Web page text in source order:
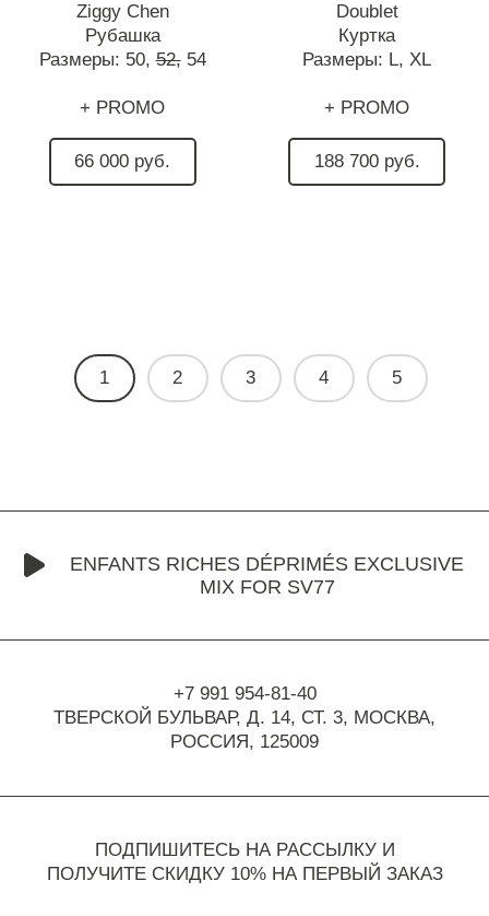
Ziggy Chen
Рубашка
Размеры: 50, 52, 54
+ PROMO
66 000 руб.
Doublet
Куртка
Размеры: L, XL
+ PROMO
188 700 руб.
1 2 3 4 5
ENFANTS RICHES DÉPRIMÉS EXCLUSIVE
MIX FOR SV77
+7 991 954-81-40
ТВЕРСКОЙ БУЛЬВАР, Д. 14, СТ. 3, МОСКВА,
РОССИЯ, 125009
ПОДПИШИТЕСЬ НА РАССЫЛКУ И
ПОЛУЧИТЕ СКИДКУ 10% НА ПЕРВЫЙ ЗАКАЗ